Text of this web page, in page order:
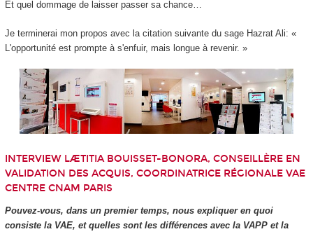
Et quel dommage de laisser passer sa chance…
Je terminerai mon propos avec la citation suivante du sage Hazrat Ali: «
L'opportunité est prompte à s'enfuir, mais longue à revenir. »
INTERVIEW LÆTITIA BOUISSET-BONORA, CONSEILLÈRE EN
VALIDATION DES ACQUIS, COORDINATRICE RÉGIONALE VAE
CENTRE CNAM PARIS
Pouvez-vous, dans un premier temps, nous expliquer en quoi
consiste la VAE, et quelles sont les différences avec la VAPP et la